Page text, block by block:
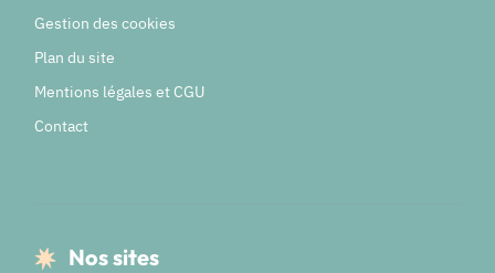
Gestion des cookies
Plan du site
Mentions légales et CGU
Contact
Nos sites